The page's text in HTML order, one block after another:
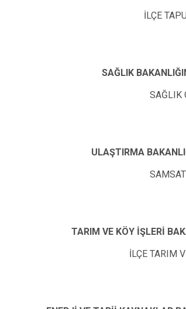
İLÇE
SAĞLIK
SAĞLIK
ULAŞTIRMA
TARIM VE KÖY İŞLERİ
İLÇE TARIM